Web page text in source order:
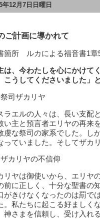
年12月7日日曜日
ご計画に導かれて
箇所 ルカによる福音書1章
は、今わたしを心にかけ
こうしてくださいました」
祭司ザカリヤ
ラエルの人々は、長い支配
い主と預言者エリヤの再来
虔な祭司の家系でした。し
っていました。そしてザカ
ザカリヤの不信仰
リヤは御使いから、エリヤ
前に正しく、十分な聖書の
がきけなくなったのは罰で
。私たちに起こる好ましく
神さまを信頼し、受け入れ